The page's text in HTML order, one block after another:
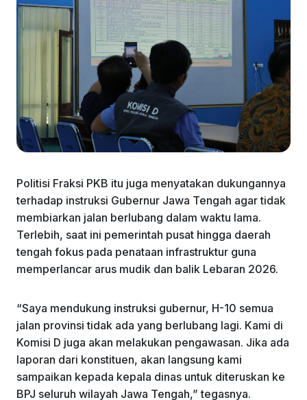
Politisi Fraksi PKB itu juga menyatakan dukungannya
terhadap instruksi Gubernur Jawa Tengah agar tidak
membiarkan jalan berlubang dalam waktu lama.
Terlebih, saat ini pemerintah pusat hingga daerah
tengah fokus pada penataan infrastruktur guna
memperlancar arus mudik dan balik Lebaran 2026.
“Saya mendukung instruksi gubernur, H-10 semua
jalan provinsi tidak ada yang berlubang lagi. Kami di
Komisi D juga akan melakukan pengawasan. Jika ada
laporan dari konstituen, akan langsung kami
sampaikan kepada kepala dinas untuk diteruskan ke
BPJ seluruh wilayah Jawa Tengah,” tegasnya.